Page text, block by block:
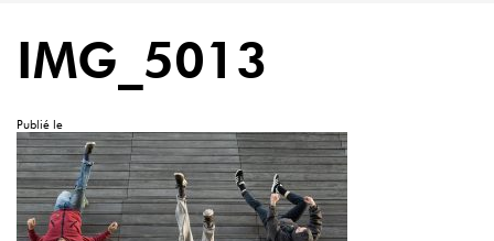
IMG_5013
Publié le